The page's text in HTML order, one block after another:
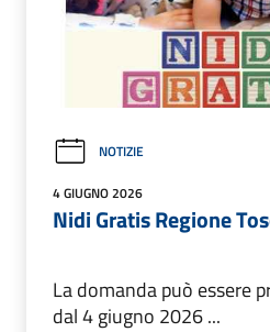
NOTIZIE
4 GIUGNO 2026
Nidi Gratis Regione
La domanda può essere
dal 4 giugno 2026 ...